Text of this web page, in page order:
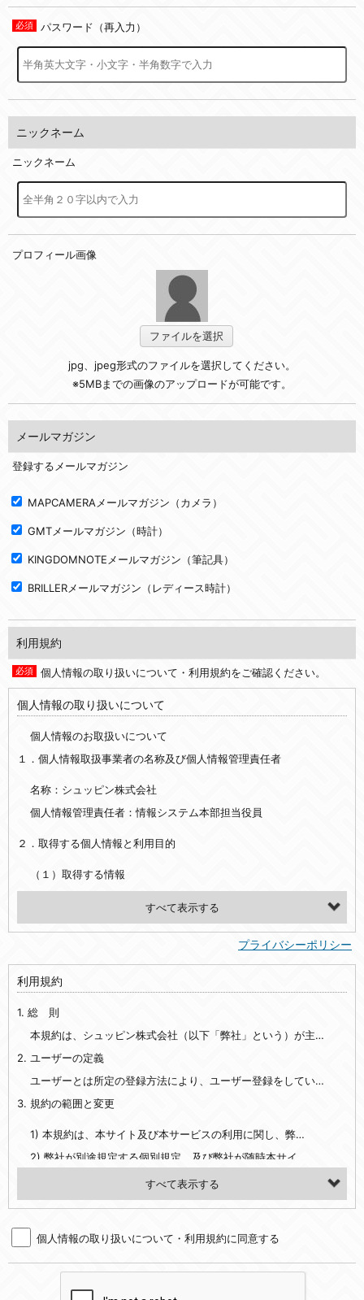
パスワード（再入力）
ニックネーム
ニックネーム
プロフィール画像
ファイルを選択
jpg、jpeg形式のファイルを選択してください。
※5MBまでの画像のアップロードが可能です。
メールマガジン
登録するメールマガジン
MAPCAMERAメールマガジン（カメラ）
GMTメールマガジン（時計）
KINGDOMNOTEメールマガジン（筆記具）
BRILLERメールマガジン（レディース時計）
利用規約
個人情報の取り扱いについて・利用規約をご確認ください。
個人情報の取り扱いについて
個人情報のお取扱いについて
１．個人情報取扱事業者の名称及び個人情報管理責任者
名称：シュッピン株式会社
個人情報管理責任者：情報システム本部担当役員
２．取得する個人情報と利用目的
（１）取得する情報
【シュッピン会員共通でご登録いただく情報】
・必須登録：氏名、生年月日、性別、住所、電話番号、メールアドレス、パスワード
・任意登録：ニックネーム、プロフィール画像、希望するメールマガジンの種類
【当社サービスをご利用時に当社が取得またはご提供いただく情報】
・法律上の要請等により、本人確認を行うための本人確認書類（運転免許証、健康保険証、住民票の写し等）、および当該書類に含まれる情報
・当社サービスのご利用履歴
・当社ウェブサイト・サービス内のクッキー情報
【外部サービスアカウントを利用される場合】
会員登録時にソーシャルネットワーキングサービス等の外部サービスとの連携を許可した場合には、その許可の際にご同意いただいた内容に基づき、当該外部サービスでユーザーが利用するIDおよび当該外部サービスのプライバシー設定によりお客様が当社に開示を認めた情報について取得いたします
・EVERYBODY×PHOTOGRAPHER.comのフォトシェアリングサービス運営のため
プライバシーポリシー
利用規約
1. 総 則
本規約は、シュッピン株式会社（以下「弊社」という）が主催・運営するインターネット上のWebサイト『mapcamera.com』（以下「本サイト」という）及び本サイトを通じて提供されるサービス（以下「本サービス」といいます）をご利用いただく際の、ユーザーと弊社間の一切の関係に適用されます。
2. ユーザーの定義
ユーザーとは所定の登録方法により、ユーザー登録をしていただいた方をいいます。
3. 規約の範囲と変更
1) 本規約は、本サイト及び本サービスの利用に関し、弊社及び全てのユーザーに適用されます。>
4. ユーザーの登録内容について
2) ユーザーが本サイト内で第三者のユーザーID、パスワード、メールアドレス及びこれに伴う個人情報を知り得た場合には、速やかに弊社に届け出るものとします。
個人情報の取り扱いについて・利用規約に同意する